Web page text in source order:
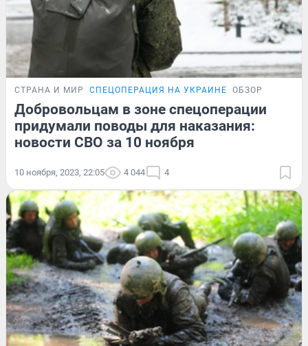
СТРАНА И МИР СПЕЦОПЕРАЦИЯ НА УКРАИНЕ ОБЗОР
Добровольцам в зоне спецоперации
придумали поводы для наказания:
новости СВО за 10 ноября
10 ноября, 2023, 22:05 4 044 4